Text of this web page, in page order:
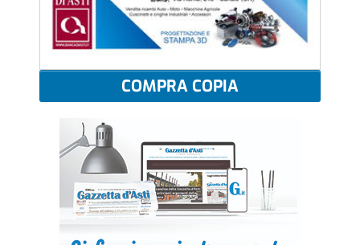
COMPRA COPIA